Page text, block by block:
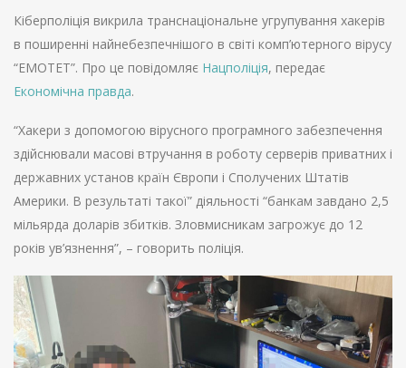
Кіберполіція викрила транснаціональне угрупування хакерів
в поширенні найнебезпечнішого в світі комп’ютерного вірусу
“EMOTET”. Про це повідомляє Нацполіція, передає
Економічна правда.
“Хакери з допомогою вірусного програмного забезпечення
здійснювали масові втручання в роботу серверів приватних і
державних установ країн Європи і Сполучених Штатів
Америки. В результаті такої” діяльності “банкам завдано 2,5
мільярда доларів збитків. Зловмисникам загрожує до 12
років ув’язнення”, – говорить поліція.